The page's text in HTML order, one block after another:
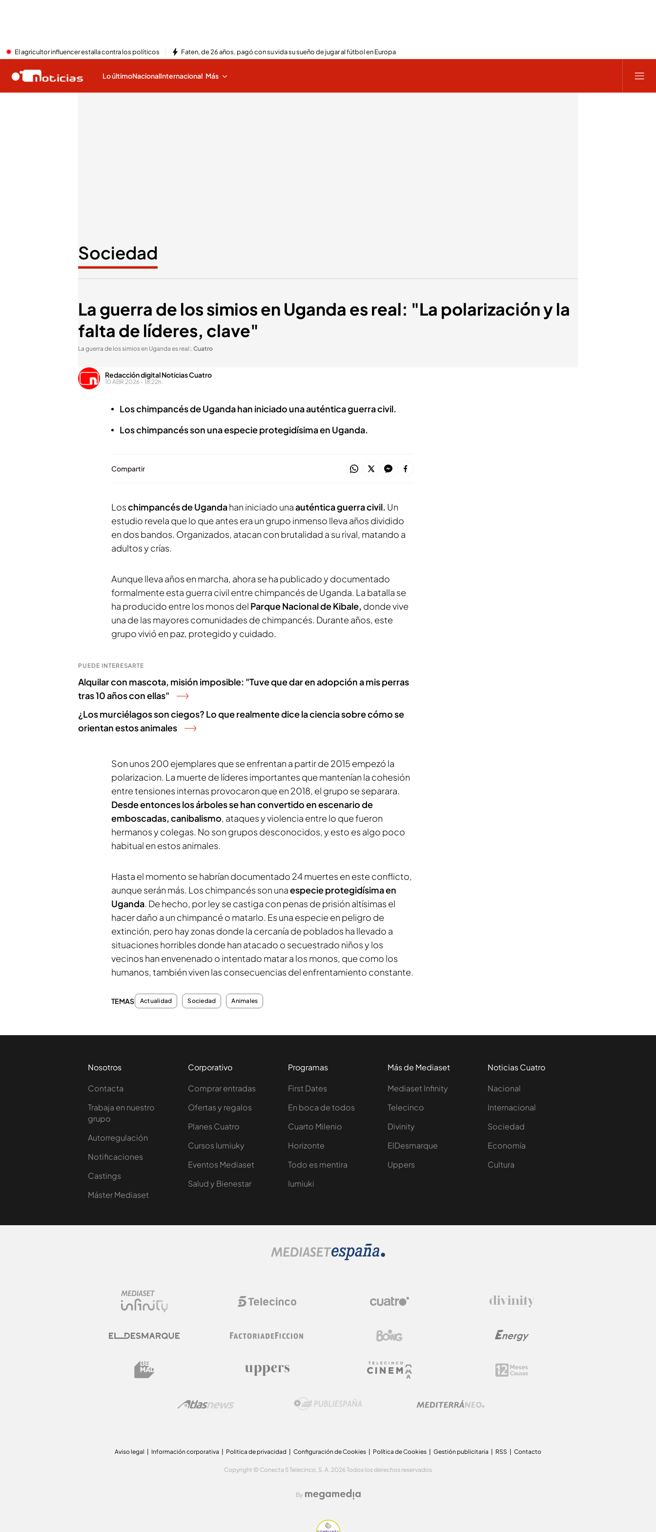
El agricultor influencer estalla contra los políticos Faten, de 26 años, pagó con su vida su sueño de jugar al fútbol en Europa
Lo últimoNacionalInternacional Más
Sociedad
La guerra de los simios en Uganda es real: "La polarización y la
falta de líderes, clave"
La guerra de los simios en Uganda es real:.Cuatro
Redacción digital Noticias Cuatro
10 ABR 2026 - 18:22h.
Los chimpancés de Uganda han iniciado una auténtica guerra civil.
Los chimpancés son una especie protegidísima en Uganda.
Compartir
Loschimpancés de Ugandahan iniciado unaauténtica guerra civil. Un
estudio revela que lo que antes era un grupo inmenso lleva años dividido
en dos bandos. Organizados, atacan con brutalidad a su rival, matando a
adultos y crías.
Aunque lleva años en marcha, ahora se ha publicado y documentado
formalmente esta guerra civil entre chimpancés de Uganda. La batalla se
ha producido entre los monos del Parque Nacional de Kibale, donde vive
una de las mayores comunidades de chimpancés. Durante años, este
grupo vivió en paz, protegido y cuidado.
PUEDE INTERESARTE
Alquilar con mascota, misión imposible: "Tuve que dar en adopción a mis perras
tras 10 años con ellas"
¿Los murciélagos son ciegos? Lo que realmente dice la ciencia sobre cómo se
orientan estos animales
Son unos 200 ejemplares que se enfrentan a partir de 2015 empezó la
polarizacion. La muerte de líderes importantes que mantenían la cohesión
entre tensiones internas provocaron que en 2018, el grupo se separara.
Desde entonces los árboles se han convertido en escenario de
emboscadas, canibalismo, ataques y violencia entre lo que fueron
hermanos y colegas. No son grupos desconocidos, y esto es algo poco
habitual en estos animales.
Hasta el momento se habrían documentado 24 muertes en este conflicto,
aunque serán más. Los chimpancés son unaespecie protegidísima en
Uganda. De hecho, por ley se castiga con penas de prisión altísimas el
hacer daño a un chimpancé o matarlo. Es una especie en peligro de
extinción, pero hay zonas donde la cercanía de poblados ha llevado a
situaciones horribles donde han atacado o secuestrado niños y los
vecinos han envenenado o intentado matar a los monos, que como los
humanos, también viven las consecuencias del enfrentamiento constante.
TEMAS Actualidad Sociedad Animales
Nosotros
Contacta
Trabaja en nuestro
grupo
Autorregulación
Notificaciones
Castings
Máster Mediaset
Corporativo
Comprar entradas
Ofertas y regalos
Planes Cuatro
Cursos Iumiuky
Eventos Mediaset
Salud y Bienestar
Programas
First Dates
En boca de todos
Cuarto Milenio
Horizonte
Todo es mentira
Iumiuki
Más de Mediaset
Mediaset Infinity
Telecinco
Divinity
ElDesmarque
Uppers
Noticias Cuatro
Nacional
Internacional
Sociedad
Economía
Cultura
Aviso legal Información corporativa Politica de privacidad Configuración de Cookies Política de Cookies Gestión publicitaria RSS Contacto
Copyright © Conecta 5 Telecinco, S. A. 2026 Todos los derechos reservados
By